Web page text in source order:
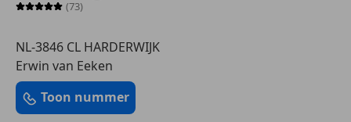
Sterrenbeoordeling 5 van 5
(73)
NL-3846 CL HARDERWIJK
Erwin van Eeken
Toon nummer